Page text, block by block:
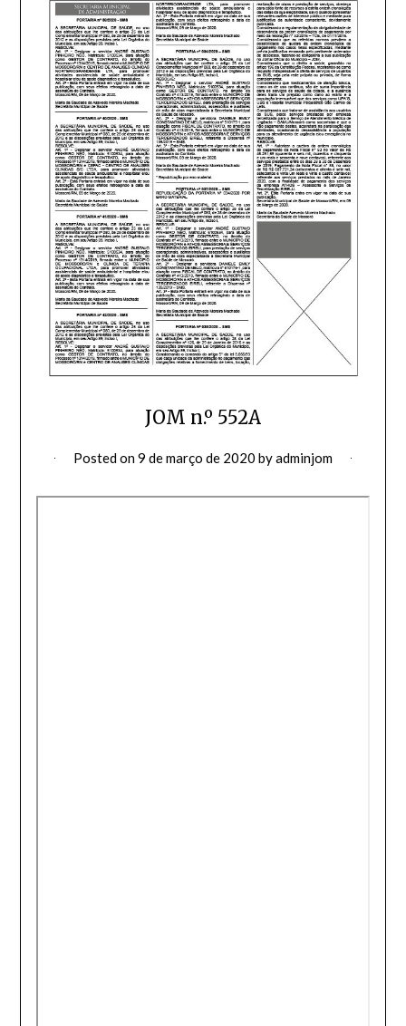
JOM n.º 552A
Posted on9 de março de 2020 byadminjom